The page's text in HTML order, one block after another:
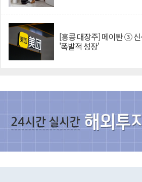
[홍콩 대장주] 메이퇀 ③
'폭발적 성장'